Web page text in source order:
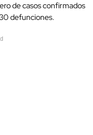
de casos confirmados
defunciones.